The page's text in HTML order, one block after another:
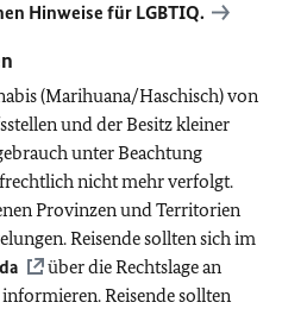
Hinweise für LGBTIQ.
(Marihuana/Haschisch) von
und der Besitz kleiner
unter Beachtung
nicht mehr verfolgt.
Provinzen und Territorien
Reisende sollten sich im
über die Rechtslage an
Reisende sollten